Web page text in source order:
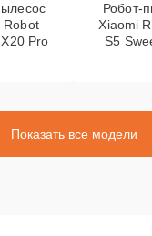
Robot
Pro
Робот-
Xiaomi
S5
Показать все модели